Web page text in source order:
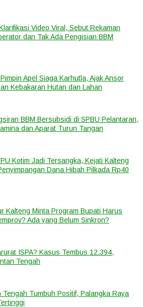
Video Viral, Sebut Rekaman
dan Tak Ada Pengisian BBM
Apel Siaga Karhutla, Ajak Ansor
Kebakaran Hutan dan Lahan
BBM Bersubsidi di SPBU Pelantaran,
dan Aparat Turun Tangan
Kotim Jadi Tersangka, Kejati Kalteng
Dana Hibah Pilkada Rp40
Kalteng Minta Program Bupati Harus
Ada yang Belum Sinkron?
ISPA? Kasus Tembus 12.394,
Tengah
Tengah Tumbuh Positif, Palangka Raya